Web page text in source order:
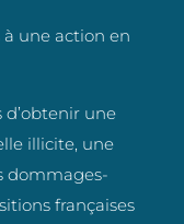
à une action en
d’obtenir une
illicite, une
dommages-
françaises